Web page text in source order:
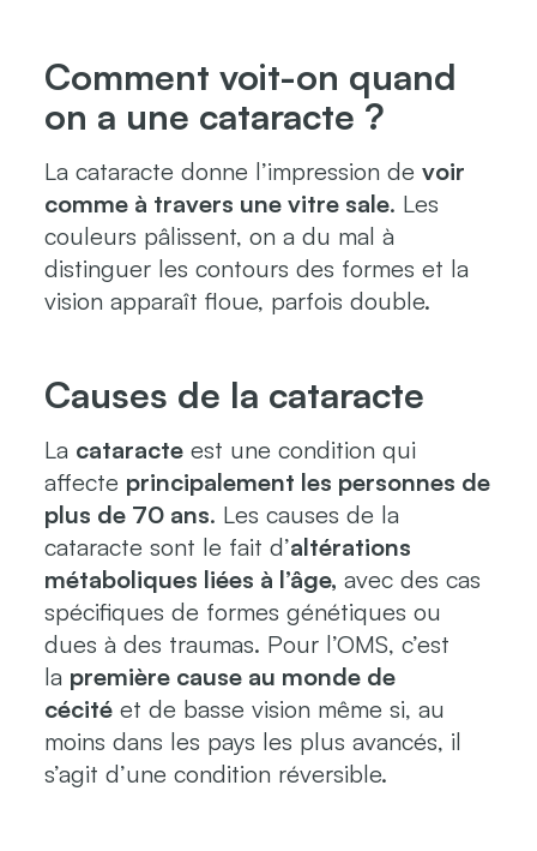
Comment voit-on quand
on a une cataracte ?
La cataracte donne l’impression de voir
comme à travers une vitre sale. Les
couleurs pâlissent, on a du mal à
distinguer les contours des formes et la
vision apparaît floue, parfois double.
Causes de la cataracte
La cataracteest une condition qui
affecte principalement les personnes de
plus de 70 ans. Les causes de la
cataracte sont le fait d’altérations
métaboliques liées à l’âge, avec des cas
spécifiques de formes génétiques ou
dues à des traumas. Pour l’OMS, c’est
la première cause au monde de
cécitéet de basse vision même si, au
moins dans les pays les plus avancés, il
s’agit d’une condition réversible.